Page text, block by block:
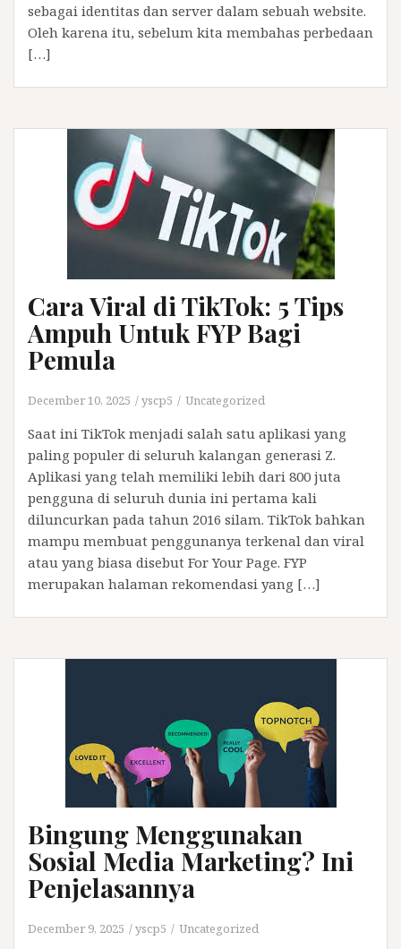
sebagai identitas dan server dalam sebuah website.
Oleh karena itu, sebelum kita membahas perbedaan
[…]
Cara Viral di TikTok: 5 Tips
Ampuh Untuk FYP Bagi
Pemula
December 10, 2025 yscp5 Uncategorized
Saat ini TikTok menjadi salah satu aplikasi yang
paling populer di seluruh kalangan generasi Z.
Aplikasi yang telah memiliki lebih dari 800 juta
pengguna di seluruh dunia ini pertama kali
diluncurkan pada tahun 2016 silam. TikTok bahkan
mampu membuat penggunanya terkenal dan viral
atau yang biasa disebut For Your Page. FYP
merupakan halaman rekomendasi yang […]
Bingung Menggunakan
Sosial Media Marketing? Ini
Penjelasannya
December 9, 2025 yscp5 Uncategorized